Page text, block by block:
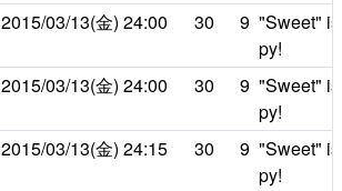
2015/03/13(金) 24:00 30 9 "Sweet"
py!
2015/03/13(金) 24:00 30 9 "Sweet"
py!
2015/03/13(金) 24:15 30 9 "Sweet"
py!